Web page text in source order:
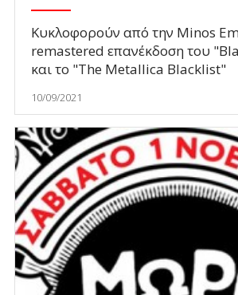
Κυκλοφορούν από την Minos
remastered επανέκδοση του
και το "The Metallica Blacklist"
10/09/2021